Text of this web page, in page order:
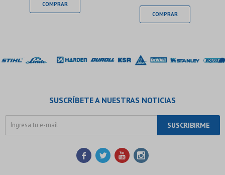
SUSCRÍBETE A NUESTRAS NOTICIAS
SUSCRIBIRME
   